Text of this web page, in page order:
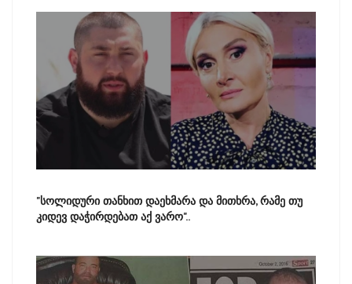
"სოლიდური თანხით დაეხმარა და მითხრა, რამე თუ
კიდევ დაჭირდებათ აქ ვარო"..